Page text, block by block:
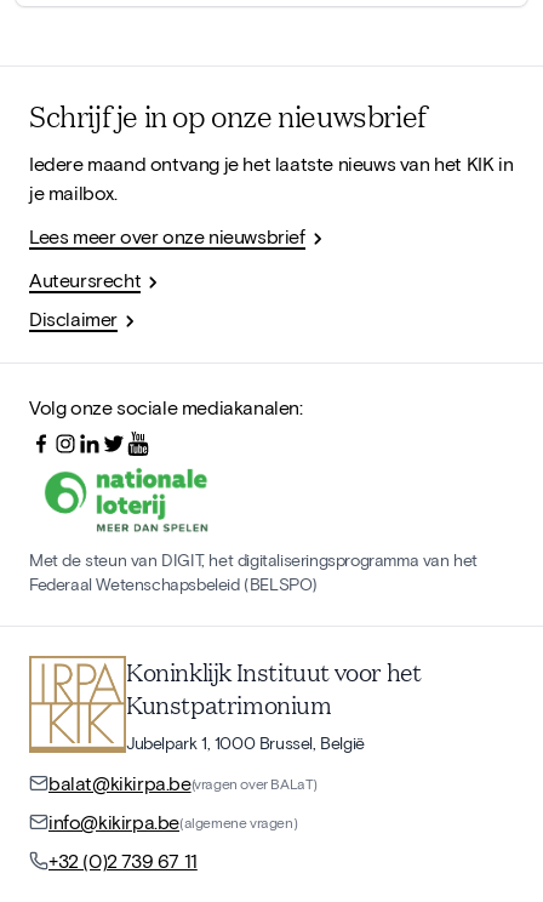
Schrijf je in op onze nieuwsbrief
Iedere maand ontvang je het laatste nieuws van het KIK in
je mailbox.
Lees meer over onze nieuwsbrief
Auteursrecht
Disclaimer
Volg onze sociale mediakanalen:
Met de steun van DIGIT, het digitaliseringsprogramma van het
Federaal Wetenschapsbeleid (BELSPO)
Koninklijk Instituut voor het
Kunstpatrimonium
Jubelpark 1, 1000 Brussel, België
balat@kikirpa.be(vragen over BALaT)
info@kikirpa.be(algemene vragen)
+32 (0)2 739 67 11